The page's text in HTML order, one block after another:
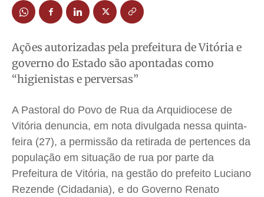
Educação
Segurança
Meio Ambiente
Saúde
Cidades
Economia
Colunas
Caetano Roque
Gustavo Bastos
Educação
Segurança
Meio Ambiente
Saúde
Cidades
Economia
Colunas
Caetano Roque
Gustavo Bastos
Educação
Segurança
Meio Ambiente
Saúde
Cidades
Economia
Colunas
Caetano Roque
Gustavo Bastos
Educação
Segurança
Meio Ambiente
Saúde
Cidades
Economia
Colunas
Caetano Roque
Gustavo Bastos
Ações autorizadas pela prefeitura de Vitória e
governo do Estado são apontadas como
“higienistas e perversas”
A Pastoral do Povo de Rua da Arquidiocese de
Vitória denuncia, em nota divulgada nessa quinta-
feira (27), a permissão da retirada de pertences da
população em situação de rua por parte da
Prefeitura de Vitória, na gestão do prefeito Luciano
Rezende (Cidadania), e do Governo Renato